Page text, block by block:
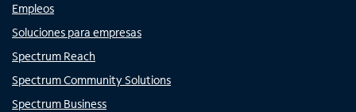
Empleos
Soluciones para empresas
Spectrum Reach
Spectrum Community Solutions
Spectrum Business